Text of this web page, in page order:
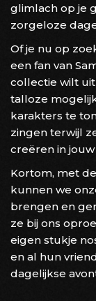
glimlach op je
zorgeloze
Of je nu op
een fan van
collectie wilt
talloze
karakters te
zingen terwijl
creëren in jouw
Kortom, met
kunnen we
brengen en
ze bij ons
eigen stukje
en al hun
dagelijkse